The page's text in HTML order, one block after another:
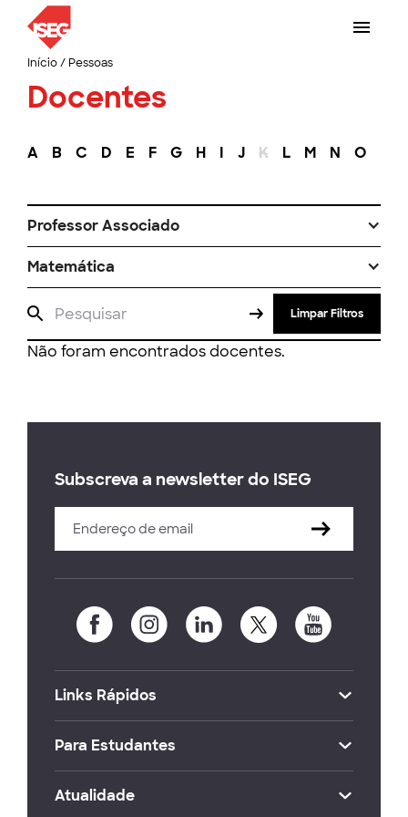
Início/ Pessoas
Docentes
A B C D E F G H I J K L M N O
Professor Associado
Matemática
Limpar Filtros
Não foram encontrados docentes.
Subscreva a newsletter do ISEG
Links Rápidos
Para Estudantes
Atualidade